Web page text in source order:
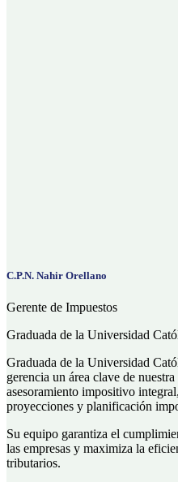
C.P.N. Nahir Orellano
Gerente de Impuestos
Graduada de la Universidad
Graduada de la Universidad
gerencia un área clave de
asesoramiento impositivo
proyecciones y planificación
Su equipo garantiza el
las empresas y maximiza la
tributarios.